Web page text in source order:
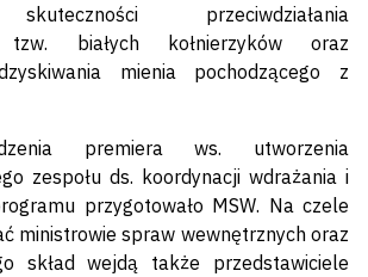
przeciwdziałania
tzw. białych kołnierzyków oraz
mienia pochodzącego z
premiera ws. utworzenia
zespołu ds. koordynacji wdrażania i
przygotowało MSW. Na czele
ministrowie spraw wewnętrznych oraz
skład wejdą także przedstawiciele